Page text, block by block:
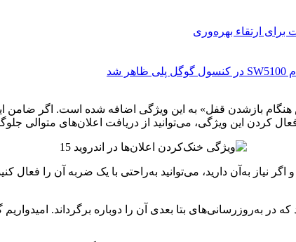
ارتقاء بهره‌وری
بازشدن قفل» به این ویژگی اضافه شده است. اگر ضامن
کردن این ویژگی، می‌توانید از دریافت اعلان‌های متوالی
به‌آن دارید، می‌توانید به‌راحتی با یک ضربه آن را فعال